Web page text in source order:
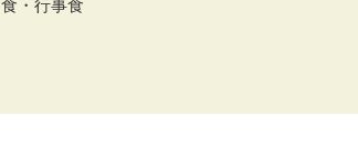
食・行事食